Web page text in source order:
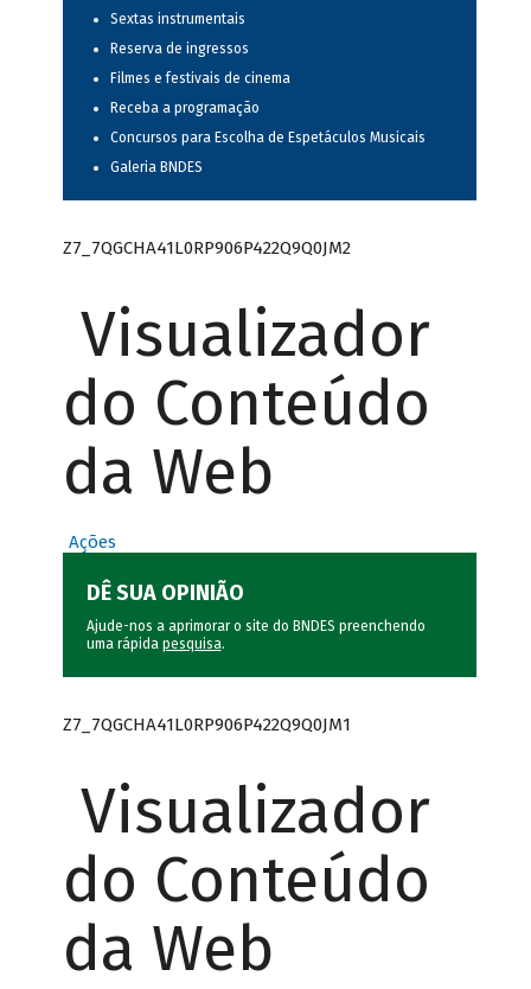
Sextas instrumentais
Reserva de ingressos
Filmes e festivais de cinema
Receba a programação
Concursos para Escolha de Espetáculos Musicais
Galeria BNDES
Z7_7QGCHA41L0RP906P422Q9Q0JM2
Visualizador
do Conteúdo
da Web
Ações
DÊ SUA OPINIÃO
Ajude-nos a aprimorar o site do BNDES preenchendo
uma rápida pesquisa.
Z7_7QGCHA41L0RP906P422Q9Q0JM1
Visualizador
do Conteúdo
da Web